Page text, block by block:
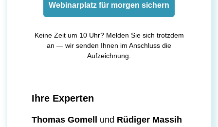
Webinarplatz für morgen sichern
Keine Zeit um 10 Uhr? Melden Sie sich trotzdem
an — wir senden Ihnen im Anschluss die
Aufzeichnung.
Ihre Experten
Thomas Gomell und Rüdiger Massih